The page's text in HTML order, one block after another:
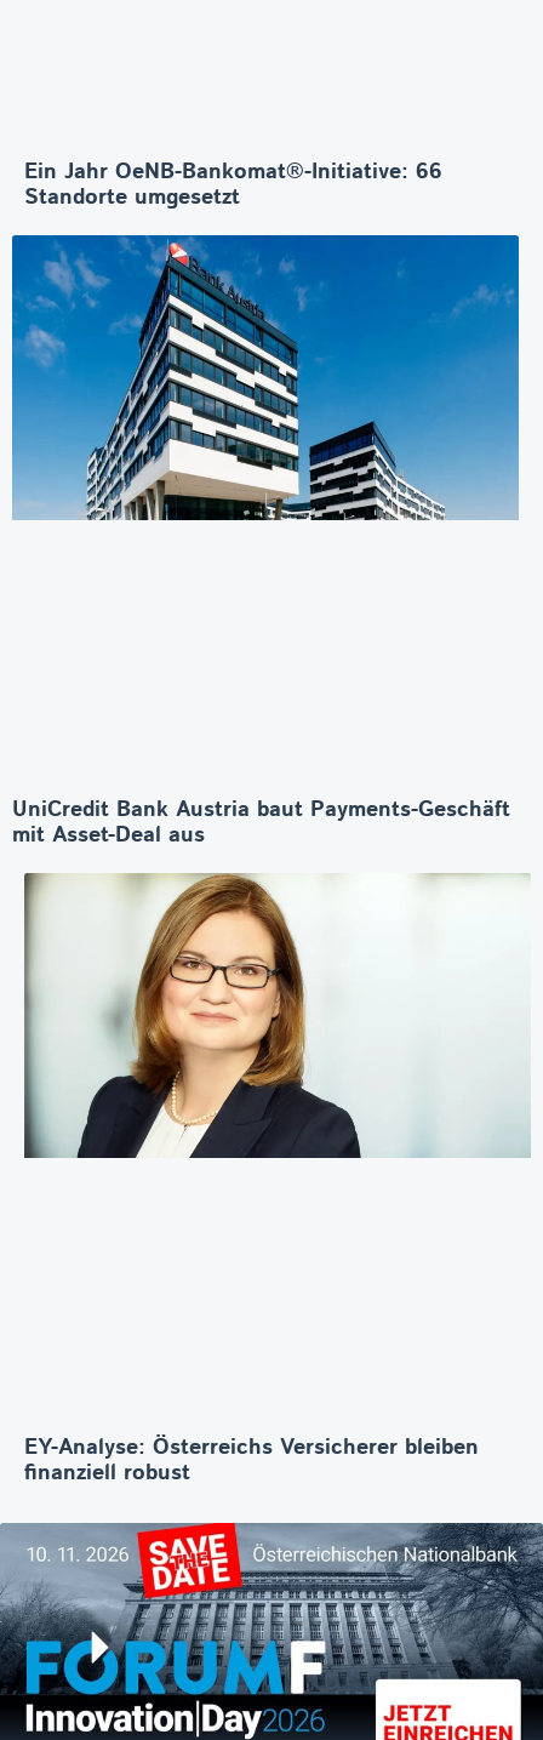
Ein Jahr OeNB-Bankomat®-Initiative: 66
Standorte umgesetzt
UniCredit Bank Austria baut Payments-Geschäft
mit Asset-Deal aus
EY-Analyse: Österreichs Versicherer bleiben
finanziell robust